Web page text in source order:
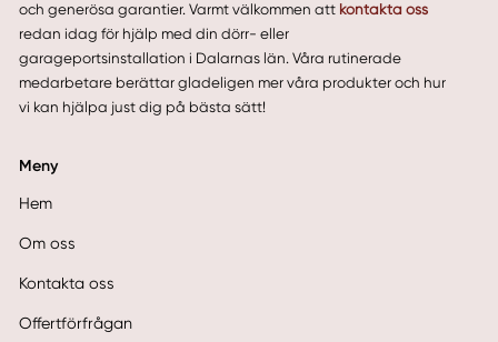
och generösa garantier. Varmt välkommen att kontakta oss
redan idag för hjälp med din dörr- eller
garageportsinstallation i Dalarnas län. Våra rutinerade
medarbetare berättar gladeligen mer våra produkter och hur
vi kan hjälpa just dig på bästa sätt!
Meny
Hem
Om oss
Kontakta oss
Offertförfrågan